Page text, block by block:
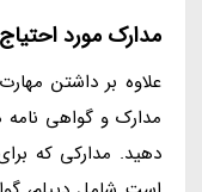
مدارک مورد احتیاج
علاوه بر داشتن
مدارک و گواهی نامه
دهید. مدارکی که